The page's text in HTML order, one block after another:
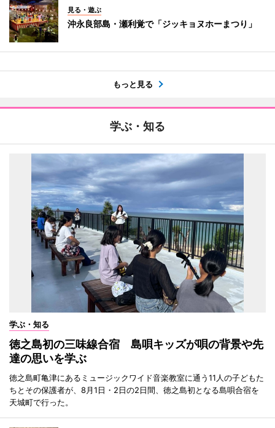
見る・遊ぶ
沖永良部島・瀬利覚で「ジッキョヌホーまつり」
もっと見る
学ぶ・知る
学ぶ・知る
徳之島初の三味線合宿 島唄キッズが唄の背景や先
達の思いを学ぶ
徳之島町亀津にあるミュージックワイド音楽教室に通う11人の子どもた
ちとその保護者が、8月1日・2日の2日間、徳之島初となる島唄合宿を
天城町で行った。